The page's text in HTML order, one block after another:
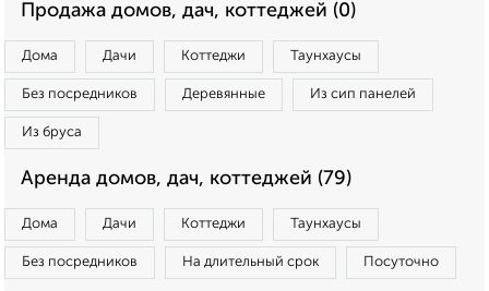
Продажа домов, дач, коттеджей (0)
Дома Дачи Коттеджи Таунхаусы
Без посредников Деревянные Из сип панелей
Из бруса
Аренда домов, дач, коттеджей (79)
Дома Дачи Коттеджи Таунхаусы
Без посредников На длительный срок Посуточно